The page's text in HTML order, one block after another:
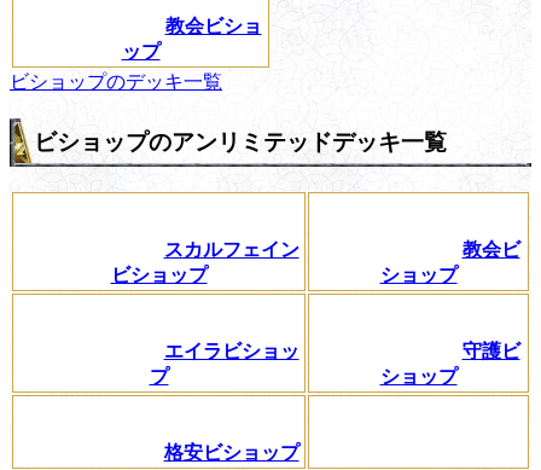
教会ビショ
ップ
ビショップのデッキ一覧
ビショップのアンリミテッドデッキ一覧
スカルフェイン
ビショップ
教会ビ
ショップ
エイラビショッ
プ
守護ビ
ショップ
格安ビショップ